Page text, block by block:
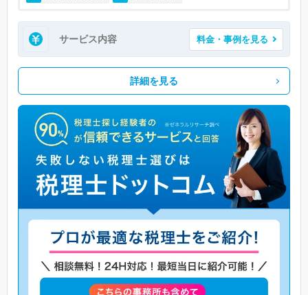
サービス内容 料金・事例を見る
詳細を見る